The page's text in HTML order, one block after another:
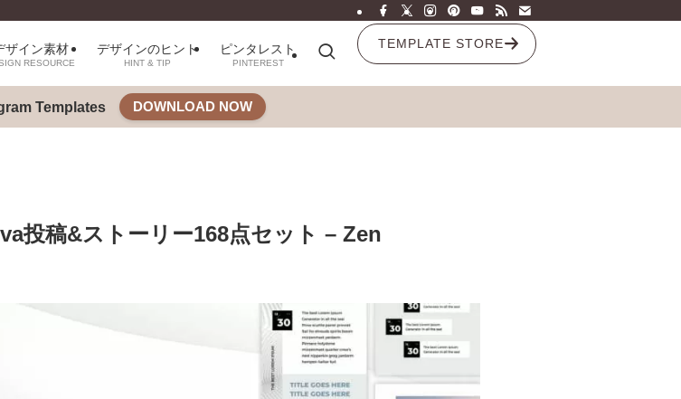
ザイン素材
RESOURCE
デザインのヒント
HINT & TIP
ピンタレスト
PINTEREST
TEMPLATE STORE
Templates DOWNLOAD NOW
投稿&ストーリー168点セット – Zen